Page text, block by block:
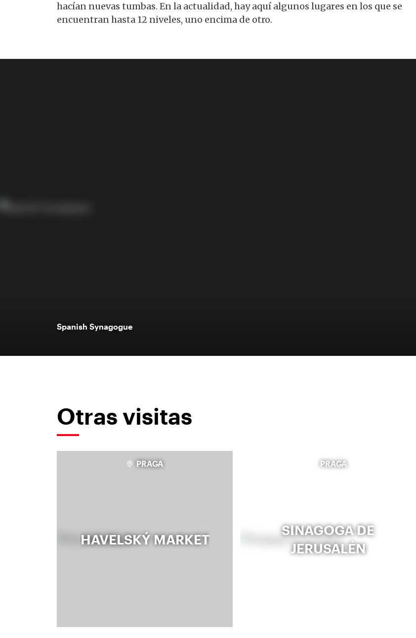
hacían nuevas tumbas. En la actualidad, hay aquí algunos lugares en los que se
encuentran hasta 12 niveles, uno encima de otro.
Spanish Synagogue
Otras visitas
PRAGA
HAVELSKÝ MARKET
PRAGA
SINAGOGA DE
JERUSALÉN